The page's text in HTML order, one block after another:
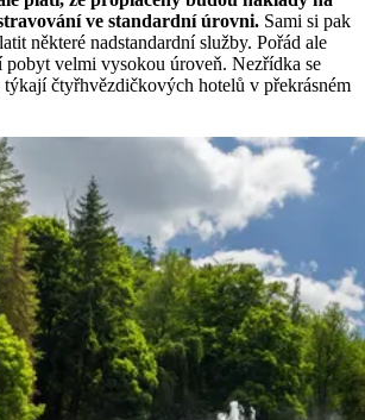
ve standardní úrovni. Sami si pak
některé nadstandardní služby. Pořád ale
pobyt velmi vysokou úroveň. Nezřídka se
čtyřhvězdičkových hotelů v překrásném